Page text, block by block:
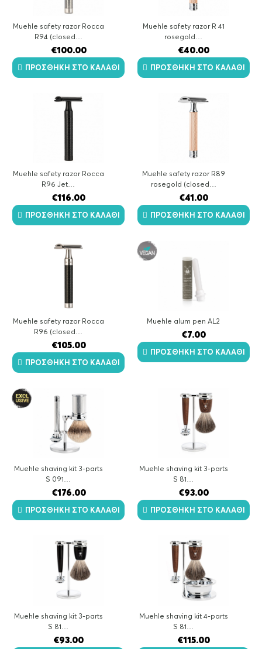
Muehle safety razor Rocca
R94 (closed…
€100.00
ΠΡΟΣΘΉΚΗ ΣΤΟ ΚΑΛΆΘΙ
Muehle safety razor R 41
rosegold…
€40.00
ΠΡΟΣΘΉΚΗ ΣΤΟ ΚΑΛΆΘΙ
Muehle safety razor Rocca
R96 Jet…
€116.00
ΠΡΟΣΘΉΚΗ ΣΤΟ ΚΑΛΆΘΙ
Muehle safety razor R89
rosegold (closed…
€41.00
ΠΡΟΣΘΉΚΗ ΣΤΟ ΚΑΛΆΘΙ
Muehle safety razor Rocca
R96 (closed…
€105.00
ΠΡΟΣΘΉΚΗ ΣΤΟ ΚΑΛΆΘΙ
Muehle alum pen AL2
€7.00
ΠΡΟΣΘΉΚΗ ΣΤΟ ΚΑΛΆΘΙ
Muehle shaving kit 3-parts
S 091…
€176.00
ΠΡΟΣΘΉΚΗ ΣΤΟ ΚΑΛΆΘΙ
Muehle shaving kit 3-parts
S 81…
€93.00
ΠΡΟΣΘΉΚΗ ΣΤΟ ΚΑΛΆΘΙ
Muehle shaving kit 3-parts
S 81…
€93.00
Muehle shaving kit 4-parts
S 81…
€115.00